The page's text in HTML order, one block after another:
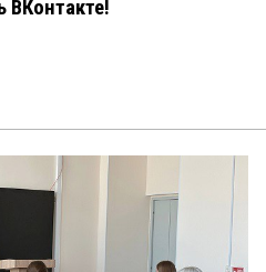
ВКонтакте!